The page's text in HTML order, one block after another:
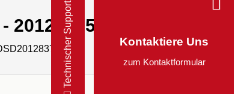
Technischer Support Kontaktiere Uns
zum Kontaktformular
20128375